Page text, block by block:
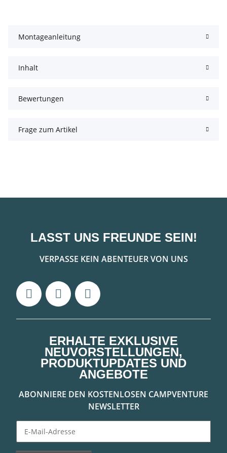
Montageanleitung
Inhalt
Bewertungen
Frage zum Artikel
LASST UNS FREUNDE SEIN!
VERPASSE KEIN ABENTEUER VON UNS
ERHALTE EXKLUSIVE
NEUVORSTELLUNGEN,
PRODUKTUPDATES UND
ANGEBOTE
ABONNIERE DEN KOSTENLOSEN CAMPVENTURE
NEWSLETTER